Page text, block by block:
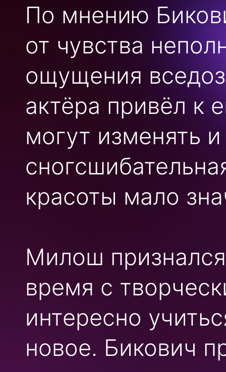
По мнению
от чувства
ощущения
актёра привёл
могут изменять
красоты мало
Милош
время с
интересно
новое. Бикович